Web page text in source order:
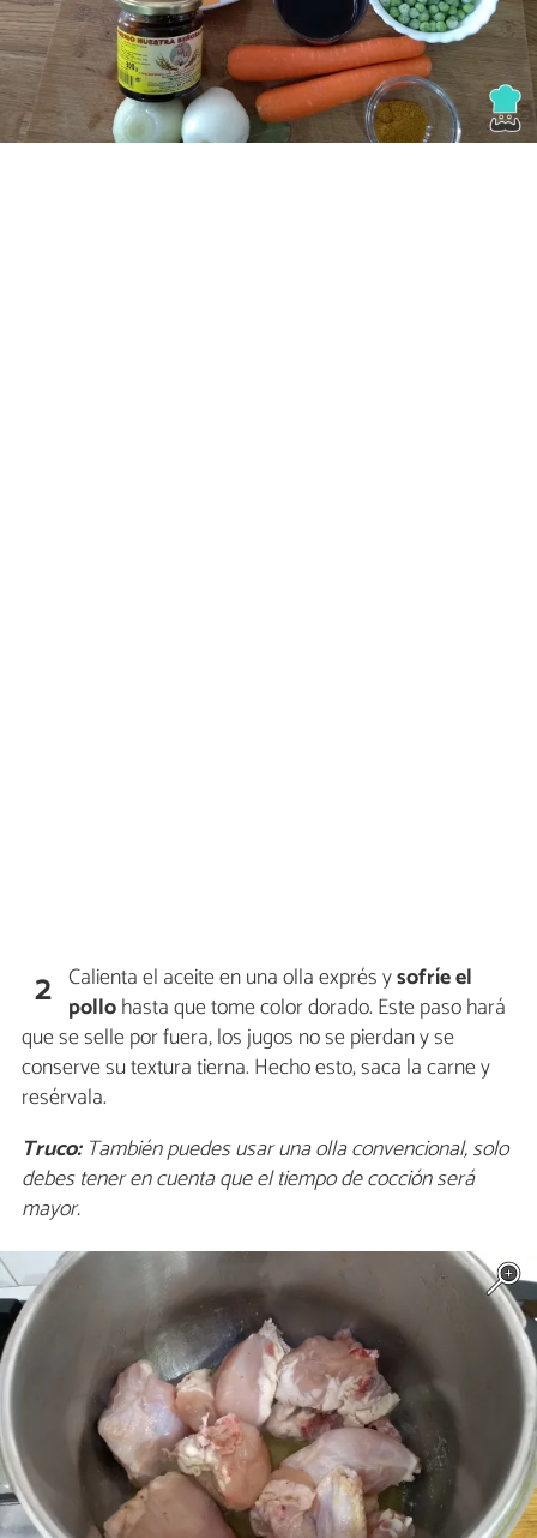
2 Calienta el aceite en una olla exprés ysofríe el
pollohasta que tome color dorado. Este paso hará
que se selle por fuera, los jugos no se pierdan y se
conserve su textura tierna. Hecho esto, saca la carne y
resérvala.
Truco:También puedes usar una olla convencional, solo
debes tener en cuenta que el tiempo de cocción será
mayor.